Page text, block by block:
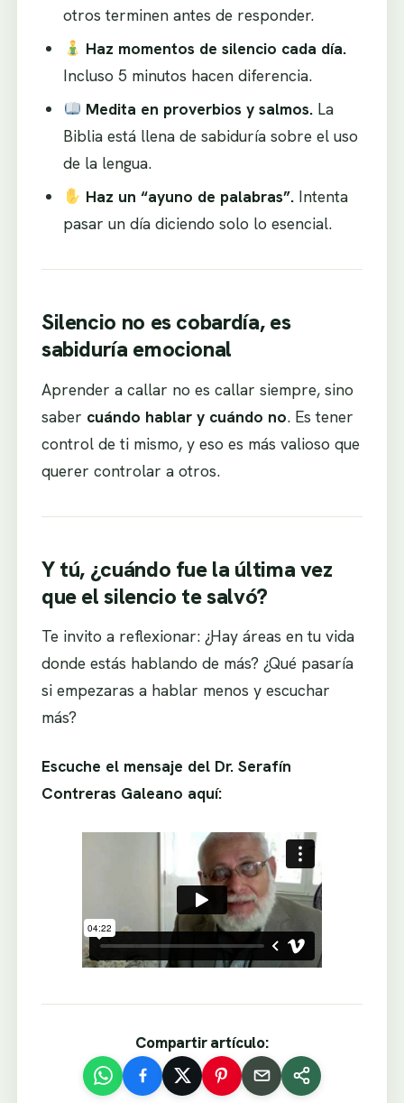
otros terminen antes de responder.
Haz momentos de silencio cada día.
Incluso 5 minutos hacen diferencia.
Medita en proverbios y salmos. La
Biblia está llena de sabiduría sobre el uso
de la lengua.
Haz un “ayuno de palabras”. Intenta
pasar un día diciendo solo lo esencial.
Silencio no es cobardía, es
sabiduría emocional
Aprender a callar no es callar siempre, sino
saber cuándo hablar y cuándo no. Es tener
control de ti mismo, y eso es más valioso que
querer controlar a otros.
Y tú, ¿cuándo fue la última vez
que el silencio te salvó?
Te invito a reflexionar: ¿Hay áreas en tu vida
donde estás hablando de más? ¿Qué pasaría
si empezaras a hablar menos y escuchar
más?
Escuche el mensaje del Dr. Serafín
Contreras Galeano aquí:
Compartir artículo: